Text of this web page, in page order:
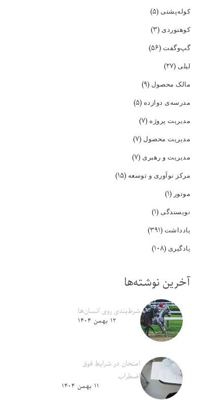
کوله‌پشتی (۵)
کوهنوردی (۳)
گپ‌و‌گفت (۵۶)
لیلی (۲۷)
مالک محصول (۹)
مدرسه‌ی دوازده (۵)
مدیریت پروژه (۷)
مدیریت محصول (۷)
مدیریت و رهبری (۷)
مرکز نوآوری و توسعه (۱۵)
موتور(۱)
نویسندگی (۱)
یادداشت (۳۹۱)
یادگیری (۱۰۸)
آخرین نوشته‌ها
شرط‌بندی روی انسان‌ها
۱۲ بهمن ۱۴۰۴
امتحان در شرایط فوق
اضطراب
۱۱ بهمن ۱۴۰۴